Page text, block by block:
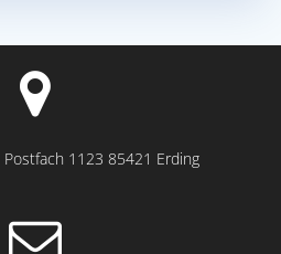
Postfach 1123 85421 Erding